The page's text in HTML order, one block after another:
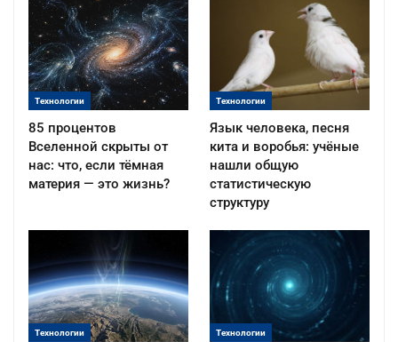
Технологии
85 процентов
Вселенной скрыты от
нас: что, если тёмная
материя — это жизнь?
Технологии
Язык человека, песня
кита и воробья: учёные
нашли общую
статистическую
структуру
Технологии Технологии